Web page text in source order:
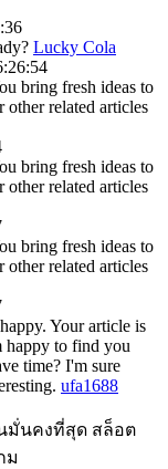
Lucky Cola
bring fresh ideas to
other related articles
bring fresh ideas to
other related articles
bring fresh ideas to
other related articles
Your article is
happy to find you
time? I'm sure
ufa1688
มั่นคงที่สุด สล็อต
ม